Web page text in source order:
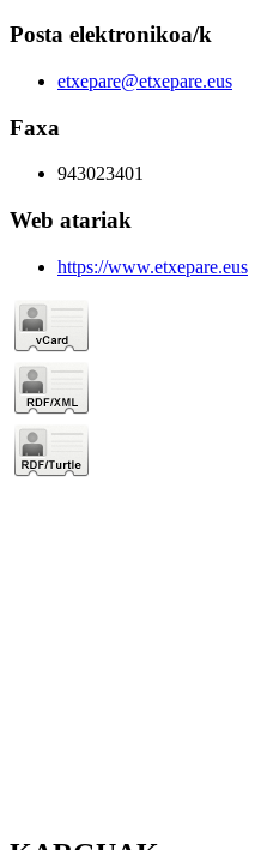
Posta elektronikoa/k
etxepare@etxepare.eus
Faxa
943023401
Web atariak
https://www.etxepare.eus